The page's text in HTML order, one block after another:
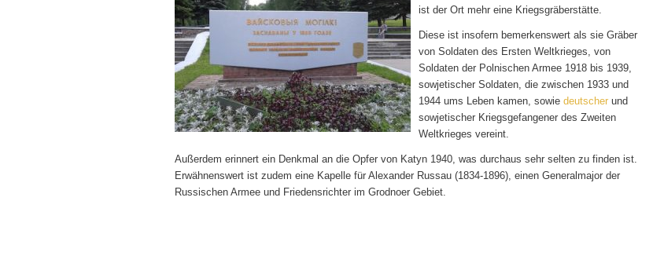
ist der Ort mehr eine Kriegsgräberstätte.
Diese ist insofern bemerkenswert als sie Gräber
von Soldaten des Ersten Weltkrieges, von
Soldaten der Polnischen Armee 1918 bis 1939,
sowjetischer Soldaten, die zwischen 1933 und
1944 ums Leben kamen, sowie deutscher und
sowjetischer Kriegsgefangener des Zweiten
Weltkrieges vereint.
Außerdem erinnert ein Denkmal an die Opfer von Katyn 1940, was durchaus sehr selten zu finden ist.
Erwähnenswert ist zudem eine Kapelle für Alexander Russau (1834-1896), einen Generalmajor der
Russischen Armee und Friedensrichter im Grodnoer Gebiet.